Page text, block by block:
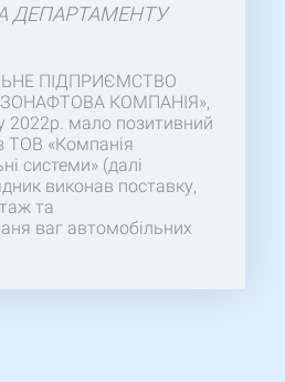
ДЕПАРТАМЕНТУ
ПІДПРИЄМСТВО
КОМПАНІЯ»,
2022р. мало позитивний
ТОВ «Компанія
системи» (далі
виконав поставку,
та
ваг автомобільних
ГІПа, який здійснював